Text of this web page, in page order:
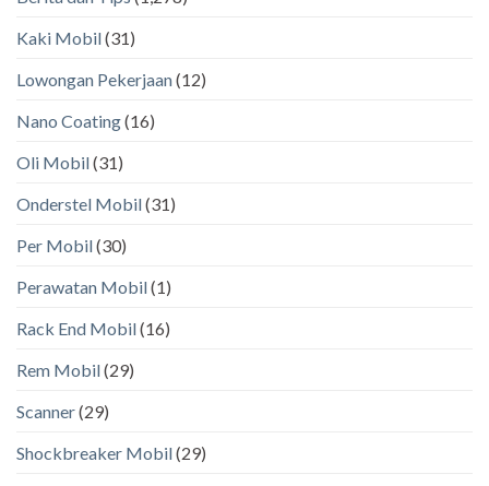
Kaki Mobil(31)
Lowongan Pekerjaan(12)
Nano Coating(16)
Oli Mobil(31)
Onderstel Mobil(31)
Per Mobil(30)
Perawatan Mobil(1)
Rack End Mobil(16)
Rem Mobil(29)
Scanner(29)
Shockbreaker Mobil(29)